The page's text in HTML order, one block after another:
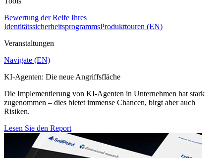
Bewertung der Reife Ihres
IdentitätssicherheitsprogrammsProdukttouren (EN)
Veranstaltungen
Navigate (EN)
KI-Agenten: Die neue Angriffsfläche
Die Implementierung von KI-Agenten in Unternehmen hat stark
zugenommen – dies bietet immense Chancen, birgt aber auch
Risiken.
Lesen Sie den Report